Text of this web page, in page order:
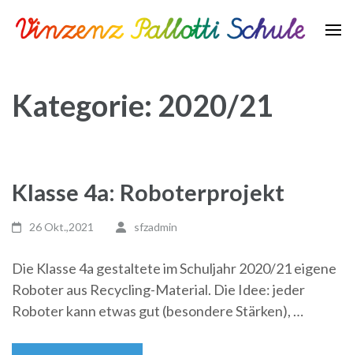
Inhalt
drücken)
Kategorie: 2020/21
Klasse 4a: Roboterprojekt
26 Okt.,2021 sfzadmin
Die Klasse 4a gestaltete im Schuljahr 2020/21 eigene
Roboter aus Recycling-Material. Die Idee: jeder
Roboter kann etwas gut (besondere Stärken), …